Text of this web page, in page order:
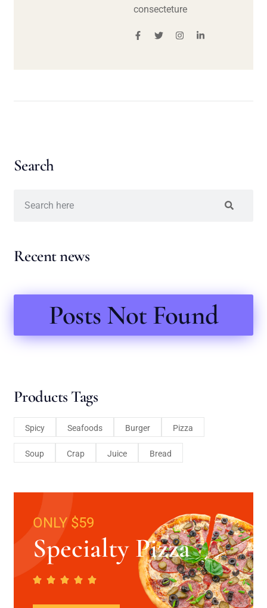
consecteture
Search
Recent news
Posts Not Found
Products Tags
Spicy Seafoods Burger Pizza
Soup Crap Juice Bread
ONLY $59
Specialty Pizza